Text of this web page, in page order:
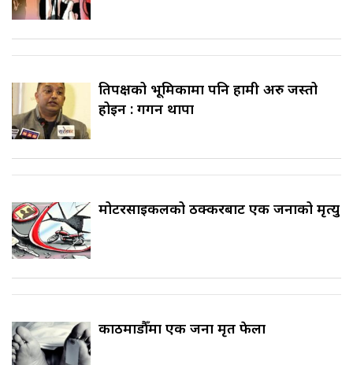
प्रतिपक्षको भूमिकामा पनि हामी अरु जस्तो
होइन : गगन थापा
मोटरसाइकलको ठक्करबाट एक जनाको मृत्यु
काठमाडौँमा एक जना मृत फेला